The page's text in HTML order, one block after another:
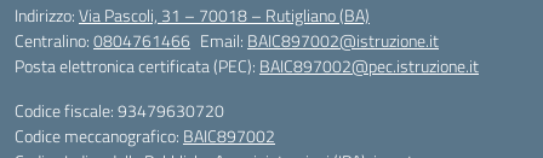
Indirizzo:Via Pascoli, 31 – 70018 – Rutigliano (BA)
Centralino:0804761466 Email: BAIC897002@istruzione.it
Posta elettronica certificata (PEC): BAIC897002@pec.istruzione.it
Codice fiscale: 93479630720
Codice meccanografico: BAIC897002